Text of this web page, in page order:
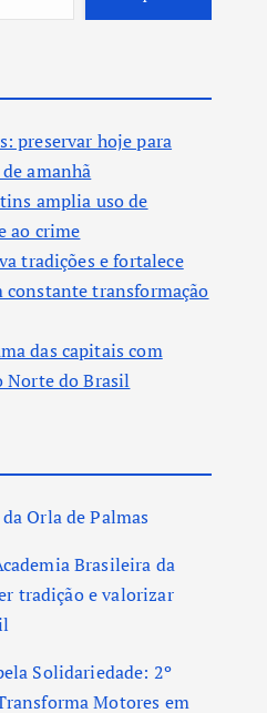
preservar hoje para
amanhã
amplia uso de
ao crime
tradições e fortalece
constante transformação
das capitais com
Norte do Brasil
Orla de Palmas
Brasileira da
tradição e valorizar
Solidariedade: 2º
Motores em